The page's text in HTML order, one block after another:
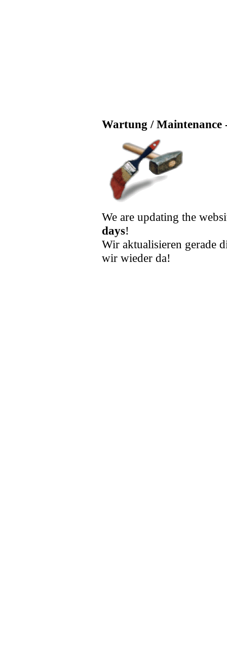
Wartung / Maintenance
We are updating the
days!
Wir aktualisieren gerade
wir wieder da!